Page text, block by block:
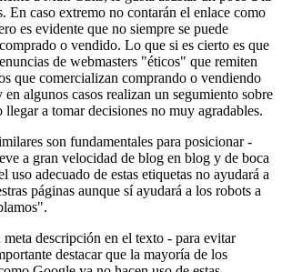
En caso extremo no contarán el enlace como
es evidente que no siempre se puede
o vendido. Lo que si es cierto es que
de webmasters "éticos" que remiten
que comercializan comprando o vendiendo
en algunos casos realizan un segumiento sobre
a tomar decisiones no muy agradables.
son fundamentales para posicionar -
a gran velocidad de blog en blog y de boca
uso adecuado de estas etiquetas no ayudará a
páginas aunque sí ayudará a los robots a
descripción en el texto - para evitar
destacar que la mayoría de los